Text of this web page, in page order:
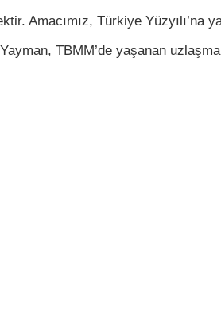
Amacımız, Türkiye Yüzyılı’na
TBMM’de yaşanan